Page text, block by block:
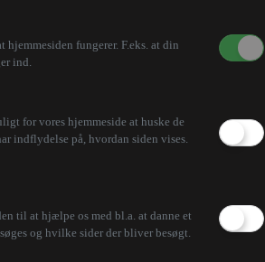
fungerer. F.eks. at din
ind.
for vores hjemmeside at huske de
indflydelse på, hvordan siden vises.
til at hjælpe os med bl.a. at danne et
og hvilke sider der bliver besøgt.
på
eller ryges i naturen i